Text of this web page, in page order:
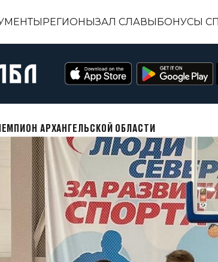
РЕГИОНЫЗАЛ СЛАВЫБОНУСЫ
АРХАНГЕЛЬСКОЙ ОБЛАСТИ